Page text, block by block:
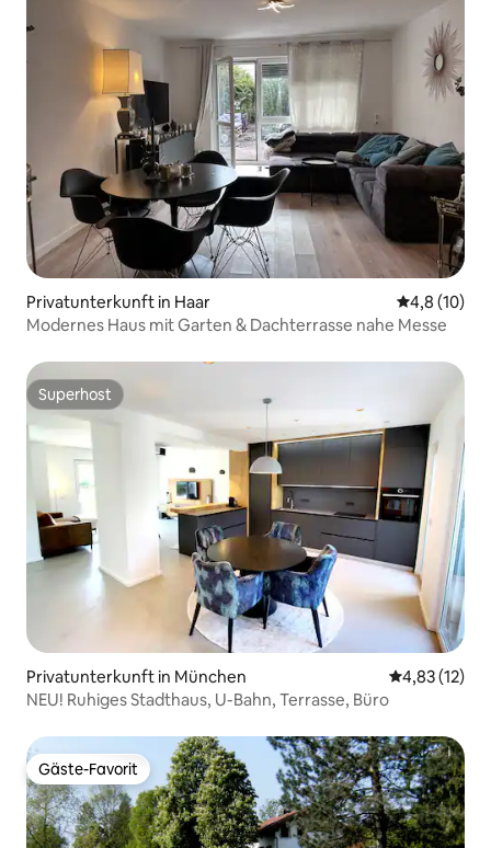
Privatunterkunft in Haar
4,8 (10)
Modernes Haus mit Garten & Dachterrasse nahe Messe
Superhost
Superhost
Privatunterkunft in München
4,83 (12)
NEU! Ruhiges Stadthaus, U-Bahn, Terrasse, Büro
Gäste-Favorit
Gäste-Favorit